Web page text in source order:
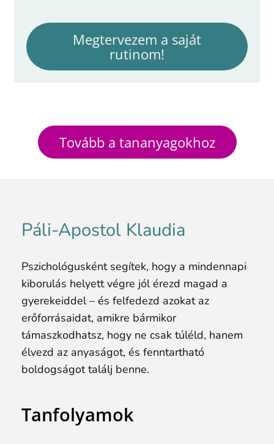
Megtervezem a saját
rutinom!
Tovább a tananyagokhoz
Páli-Apostol Klaudia
Pszichológusként segítek, hogy a mindennapi
kiborulás helyett végre jól érezd magad a
gyerekeiddel – és felfedezd azokat az
erőforrásaidat, amikre bármikor
támaszkodhatsz, hogy ne csak túléld, hanem
élvezd az anyaságot, és fenntartható
boldogságot találj benne.
Tanfolyamok